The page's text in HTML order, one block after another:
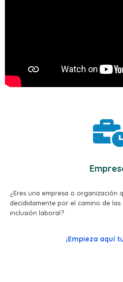
¿Eres una empresa o organización
decididamente por el camino de
inclusión laboral?
¡Empieza aquí